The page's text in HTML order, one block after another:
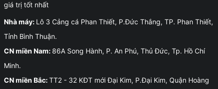
giá trị tốt nhất
Nhà máy: Lô 3 Cảng cá Phan Thiết, P.Đức Thắng, TP. Phan Thiết,
Tỉnh Bình Thuận.
CN miền Nam: 86A Song Hành, P. An Phú, Thủ Đức, Tp. Hồ Chí
Minh.
CN miền Bắc:TT2 - 32 KĐT mới Đại Kim, P.Đại Kim, Quận Hoàng